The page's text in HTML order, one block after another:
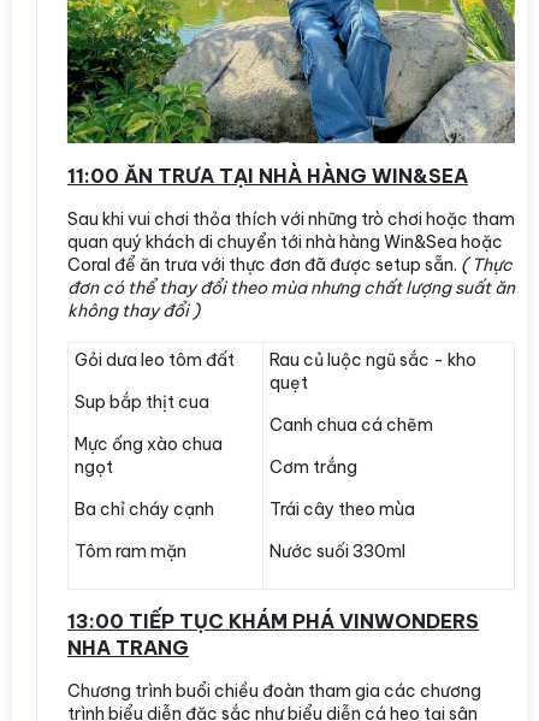
11:00 ĂN TRƯA TẠI NHÀ HÀNG WIN&SEA
Sau khi vui chơi thỏa thích với những trò chơi hoặc tham
quan quý khách di chuyển tới nhà hàng Win&Sea hoặc
Coral để ăn trưa với thực đơn đã được setup sẵn. ( Thực
đơn có thể thay đổi theo mùa nhưng chất lượng suất ăn
không thay đổi )
Gỏi dưa leo tôm đất
Sup bắp thịt cua
Mực ống xào chua
ngọt
Ba chỉ cháy cạnh
Tôm ram mặn
Rau củ luộc ngũ sắc - kho
quẹt
Canh chua cá chẽm
Cơm trắng
Trái cây theo mùa
Nước suối 330ml
13:00 TIẾP TỤC KHÁM PHÁ VINWONDERS
NHA TRANG
Chương trình buổi chiều đoàn tham gia các chương
trình biểu diễn đặc sắc như biểu diễn cá heo tại sân